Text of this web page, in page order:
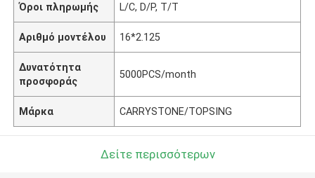
Όροι πληρωμής L/C, D/P, T/T
Αριθμό μοντέλου 16*2.125
Δυνατότητα
προσφοράς
5000PCS/month
Μάρκα CARRYSTONE/TOPSING
Δείτε περισσότερων